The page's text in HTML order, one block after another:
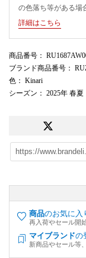
の色落ち等がある場
詳細はこちら
商品番号 ：
ブランド商品番号 ：
色 ： Kinari
シーズン ： 2025年 春夏
商品のお気に入
再入荷やセール開
マイブランドの
新商品やセール等